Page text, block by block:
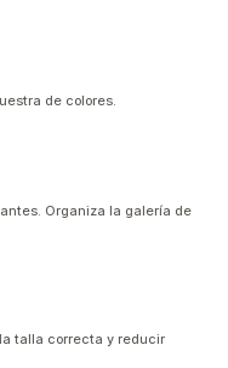
de colores.
Organiza la galería de
talla correcta y reducir